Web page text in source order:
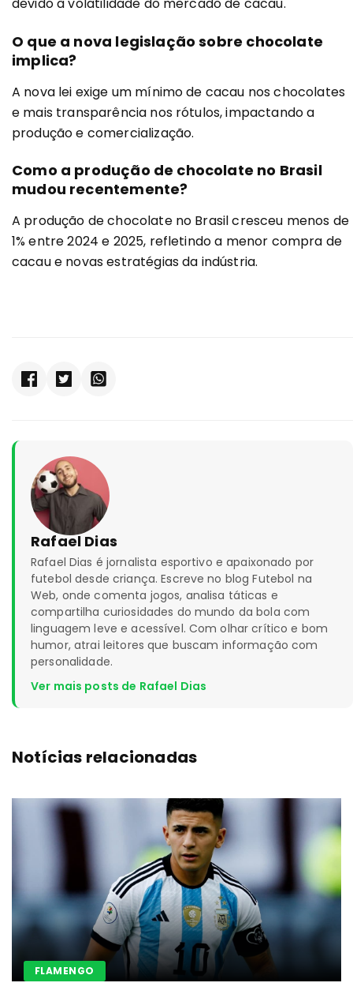
devido à volatilidade do mercado de cacau.
O que a nova legislação sobre chocolate
implica?
A nova lei exige um mínimo de cacau nos chocolates
e mais transparência nos rótulos, impactando a
produção e comercialização.
Como a produção de chocolate no Brasil
mudou recentemente?
A produção de chocolate no Brasil cresceu menos de
1% entre 2024 e 2025, refletindo a menor compra de
cacau e novas estratégias da indústria.
Rafael Dias
Rafael Dias é jornalista esportivo e apaixonado por
futebol desde criança. Escreve no blog Futebol na
Web, onde comenta jogos, analisa táticas e
compartilha curiosidades do mundo da bola com
linguagem leve e acessível. Com olhar crítico e bom
humor, atrai leitores que buscam informação com
personalidade.
Ver mais posts de Rafael Dias
Notícias relacionadas
FLAMENGO